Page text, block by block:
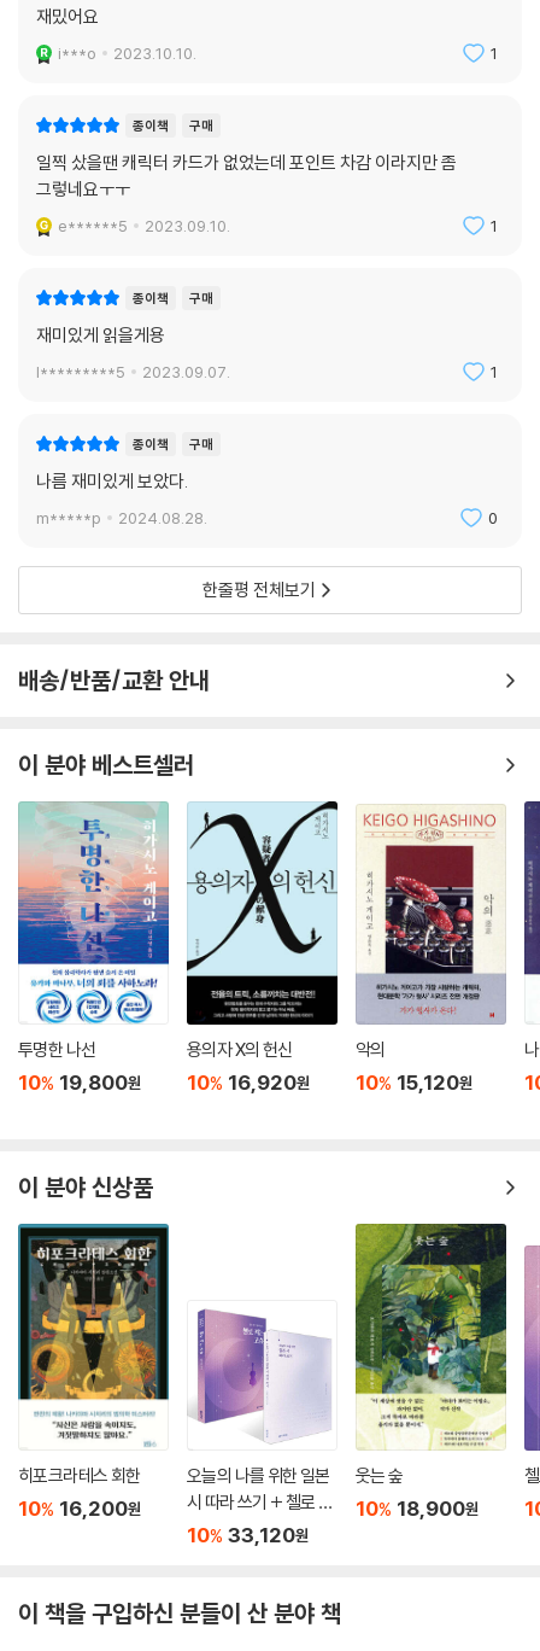
보장하는 익명성에 기대는 것도 불가능하다. 저자는 그런 점에서 저격병이
‘죽이는 것’이라는 전쟁의 본질에 가장 직결된 병과라고 지적하며, 이런 배
경에서 여성 저격병을 전쟁소설의 주인공으로 삼았다고 한다.
『소녀 동지여 적을 쏴라』는 2021년 11월에 일본에서 출간되었고 2022년
2월 말에 러시아-우크라이나 전쟁이 발발하면서 출간 직후보다 큰 주목을
받았다. 이후 아이사카 토마는 이 작품이 반전소설임을 분명히 밝히고 “최
악의 방식으로 동시대성을 얻게 되었다”라면서 큰 유감을 표했다. 저자는
인간에 투영해 전쟁이라는 극한의 상태를 표현한 이 소설을 읽는 일은, 80
년 전의 전쟁과 지금 한국으로부터 수천 킬로미터 떨어진 곳에서 벌어지는
전쟁이 우리와 절대 무관하지 않음을 실감할 수 있는 훌륭한 수단이 될 것
재밌어요
i***o 2023.10.10. 1
종이책 구매
일찍 샀을땐 캐릭터 카드가 없었는데 포인트 차감 이라지만 좀
그렇네요ㅜㅜ
e******5 2023.09.10. 1
종이책 구매
재미있게 읽을게용
l*********5 2023.09.07. 1
종이책 구매
나름 재미있게 보았다.
m*****p 2024.08.28. 0
한줄평 전체보기
배송/반품/교환 안내
이 분야 베스트셀러
투명한 나선
10% 19,800원
용의자 X의 헌신
10% 16,920원
악의
10% 15,120원
이 분야 신상품
히포크라테스 회한
10% 16,200원
오늘의 나를 위한 일본
시 따라 쓰기 + 첼로 켜
는 고슈 세트
10% 33,120원
웃는 숲
10% 18,900원
이 책을 구입하신 분들이 산 분야 책